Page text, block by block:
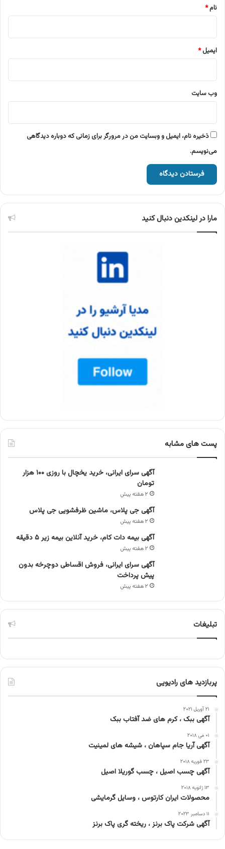
نام*
ایمیل*
وب‌ سایت
ذخیره نام، ایمیل و وبسایت من در مرورگر برای زمانی که دوباره دیدگاهی
می‌نویسم.
مارا در لینکدین دنبال کنید
پست های مشابه
آگهی سرای ایرانی، خرید یخچال با روزی ۱۰۰ هزار
تومان
۲ هفته پیش
آگهی جی پلاس، ماشین ظرفشویی جی پلاس
۲ هفته پیش
آگهی بیمه دات کام، خرید آنلاین بیمه زیر ۵ دقیقه
۲ هفته پیش
آگهی سرای ایرانی، فروش اقساطی دوچرخه بدون
پیش پرداخت
۲ هفته پیش
تبلیغات
پربازدید های رادیویی
۲۱ آوریل ۲۰۲۱
آگهی ببک ، کرم های ضد آفتاب ببک
۰۱ می ۲۰۱۸
آگهی آریا جام سپاهان ، شیشه های لمینیت
۲۳ فوریه ۲۰۱۸
آگهی چسب اصیل ، چسب گوریلا اصیل
۱۳ ژانویه ۲۰۱۸
محصولات ایران کارتوس ، وسایل گرمایشی
۱۱ دسامبر ۲۰۲۳
آگهی شرکت پاک برنز ، ریخته گری پاک برنز